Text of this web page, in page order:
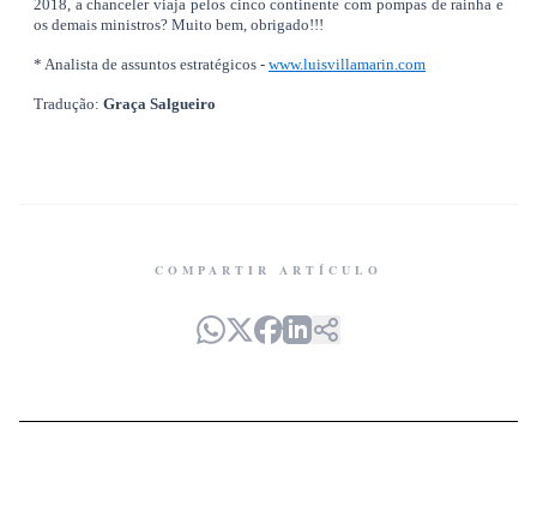
2018, a chanceler viaja pelos cinco continente com pompas de rainha e
os demais ministros? Muito bem, obrigado!!!
* Analista de assuntos estratégicos - www.luisvillamarin.com
Tradução: Graça Salgueiro
COMPARTIR ARTÍCULO